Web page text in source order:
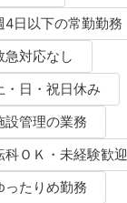
日以下の常勤勤務
対応なし
日・祝日休み
設管理の業務
ＯＫ・未経験歓迎
ったりめ勤務